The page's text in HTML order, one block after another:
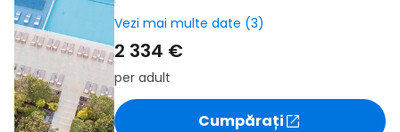
Vezi mai multe date (3)
2 334 €
per adult
Cumpărați